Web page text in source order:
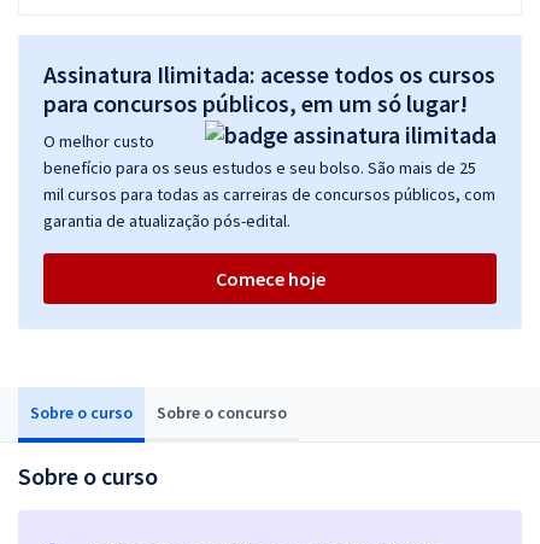
Sobre o curso Sobre o concurso
Sobre o curso
Assinatura Ilimitada: acesse todos os cursos
para concursos públicos, em um só lugar!
O melhor custo
benefício para os seus estudos e seu bolso. São mais de 25
mil cursos para todas as carreiras de concursos públicos, com
garantia de atualização pós-edital.
Comece hoje